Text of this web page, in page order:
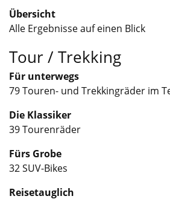
Übersicht
Alle Ergebnisse auf einen Blick
Tour / Trekking
Für unterwegs
79 Touren- und Trekkingräder im
Die Klassiker
39 Tourenräder
Fürs Grobe
32 SUV-Bikes
Reisetauglich